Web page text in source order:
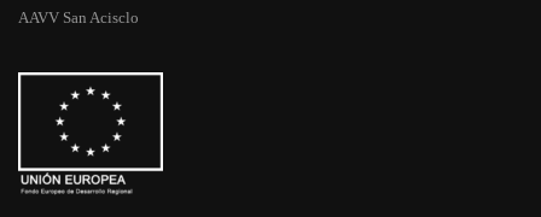
AAVV San Acisclo